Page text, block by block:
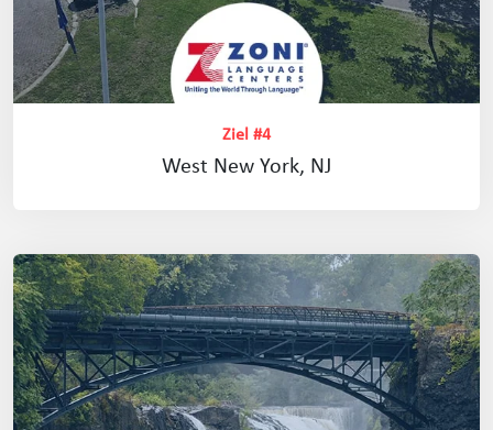
Ziel #4
West New York, NJ